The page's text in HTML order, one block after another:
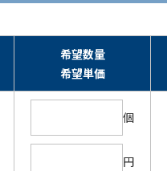
希望数量
希望単価
個
円